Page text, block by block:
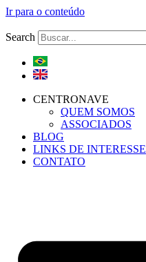
Ir para o conteúdo
Search
CENTRONAVE
QUEM SOMOS
ASSOCIADOS
BLOG
LINKS DE INTERESSE
CONTATO